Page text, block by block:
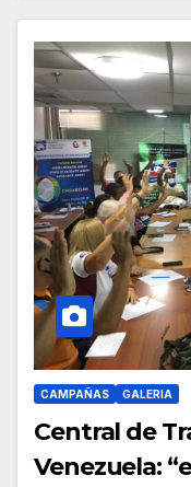
CAMPAÑAS GALERIA
Central de
Venezuela: